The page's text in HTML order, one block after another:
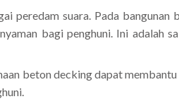
peredam suara. Pada
bagi penghuni. Ini adalah
beton decking dapat